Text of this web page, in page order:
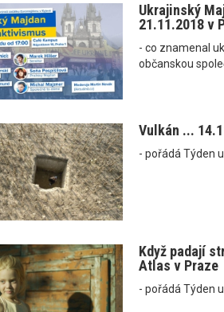
Ukrajinský
21.11.2018 v
- co znamenal
občanskou
Vulkán ...
- pořádá Týden
Když padají
Atlas v Praze
- pořádá Týden